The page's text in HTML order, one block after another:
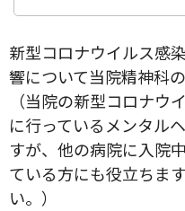
新型コロナウイルス感
響について当院精神科
（当院の新型コロナウ
に行っているメンタル
すが、他の病院に入院
ている方にも役立ちま
い。）